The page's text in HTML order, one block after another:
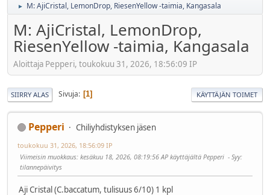
► M: AjiCristal, LemonDrop, RiesenYellow -taimia, Kangasala
M: AjiCristal, LemonDrop,
RiesenYellow -taimia, Kangasala
Aloittaja Pepperi, toukokuu 31, 2026, 18:56:09 IP
SIIRRY ALAS Sivuja 1 KÄYTTÄJÄN TOIMET
Pepperi Chiliyhdistyksen jäsen
toukokuu 31, 2026, 18:56:09 IP
Viimeisin muokkaus: kesäkuu 18, 2026, 08:19:56 AP käyttäjältä Pepperi Syy:
tilannepäivitys
Aji Cristal (C.baccatum, tulisuus 6/10) 1 kpl